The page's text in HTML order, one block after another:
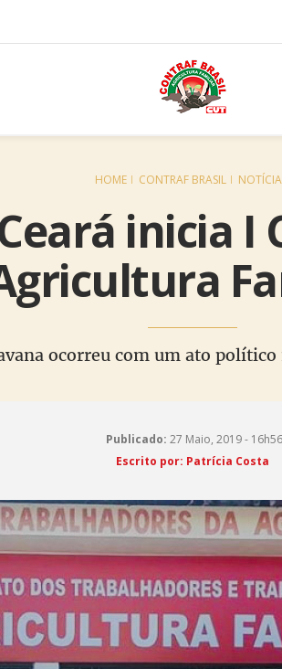
HOME CONTRAF BRASIL
inicia I
ocorreu com um ato
Publicado: 27 Maio, 2019 - 16h56
Escrito por: Patrícia Costa